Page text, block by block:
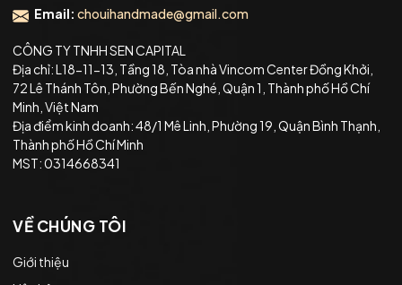
Email: chouihandmade@gmail.com
CÔNG TY TNHH SEN CAPITAL
Địa chỉ: L18-11-13, Tầng 18, Tòa nhà Vincom Center Đồng Khởi,
72 Lê Thánh Tôn, Phường Bến Nghé, Quận 1, Thành phố Hồ Chí
Minh, Việt Nam
Địa điểm kinh doanh: 48/1 Mê Linh, Phường 19, Quận Bình Thạnh,
Thành phố Hồ Chí Minh
MST: 0314668341
VỀ CHÚNG TÔI
Giới thiệu